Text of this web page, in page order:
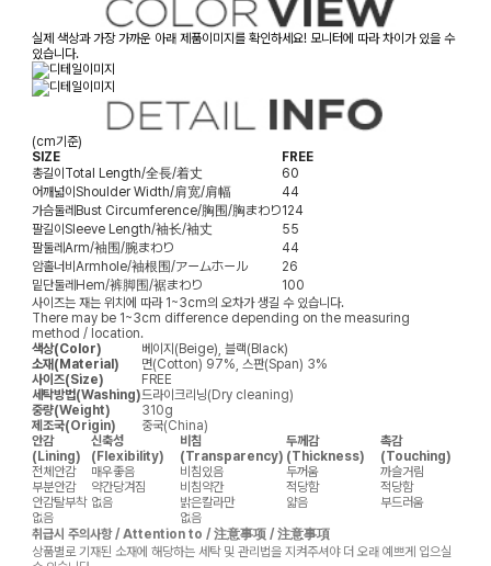
실제 색상과 가장 가까운 아래 제품이미지를 확인하세요! 모니터에 따라 차이가 있을 수
있습니다.
(cm기준)
SIZE
FREE
총길이Total Length/全長/着丈
60
어깨넓이Shoulder Width/肩宽/肩幅
44
가슴둘레Bust Circumference/胸围/胸まわり124
팔길이Sleeve Length/袖长/袖丈
55
팔둘레Arm/袖围/腕まわり
44
암홀너비Armhole/袖根围/アームホール
26
밑단둘레Hem/裤脚围/裾まわり
100
사이즈는 재는 위치에 따라 1~3cm의 오차가 생길 수 있습니다.
There may be 1~3cm difference depending on the measuring
method / location.
색상(Color)
베이지(Beige), 블랙(Black)
소재(Material)
면(Cotton) 97%, 스판(Span) 3%
사이즈(Size)
FREE
세탁방법(Washing)드라이크리닝(Dry cleaning)
중량(Weight)
310g
제조국(Origin)
중국(China)
안감
(Lining)
신축성
(Flexibility)
비침
(Transparency)
두께감
(Thickness)
촉감
(Touching)
전체안감
매우좋음 비침있음 두꺼움
까슬거림
부분안감
약간당겨짐 비침약간 적당함
적당함
안감탈부착 없음 밝은칼라만 얇음
부드러움
없음
없음
취급시 주의사항 / Attention to / 注意事项 / 注意事項
상품별로 기재된 소재에 해당하는 세탁 및 관리법을 지켜주셔야 더 오래 예쁘게 입으실